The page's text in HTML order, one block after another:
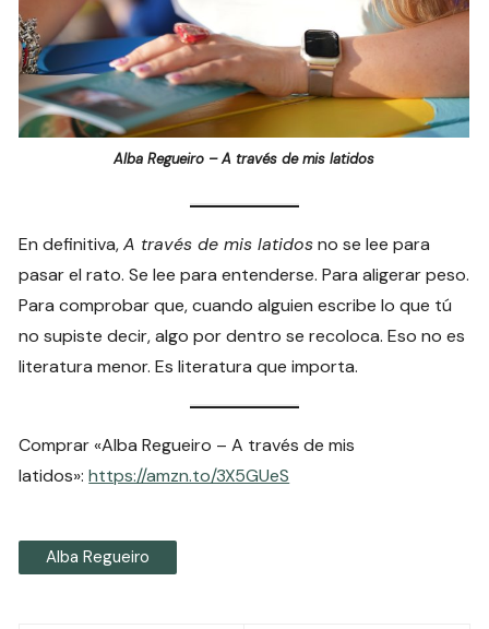
Alba Regueiro – A través de mis latidos
En definitiva,A través de mis latidosno se lee para
pasar el rato. Se lee para entenderse. Para aligerar peso.
Para comprobar que, cuando alguien escribe lo que tú
no supiste decir, algo por dentro se recoloca. Eso no es
literatura menor. Es literatura que importa.
Comprar «Alba Regueiro – A través de mis
latidos»:https://amzn.to/3X5GUeS
Alba Regueiro